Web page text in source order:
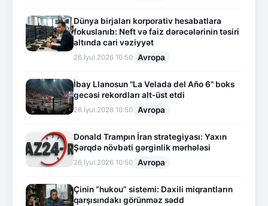
Dünya birjaları korporativ hesabatlara
fokuslanıb: Neft və faiz dərəcələrinin təsiri
altında cari vəziyyət
26.İyul.2026 10:50 Avropa
İbay Llanosun "La Velada del Año 6" boks
gecəsi rekordları alt-üst etdi
26.İyul.2026 10:50 Avropa
Donald Trampın İran strategiyası: Yaxın
Şərqdə növbəti gərginlik mərhələsi
26.İyul.2026 10:50 Avropa
Çinin “hukou” sistemi: Daxili miqrantların
qarşısındakı görünməz sədd